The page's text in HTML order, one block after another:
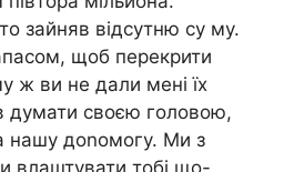
зайняв відсутню су му.
щоб перекрити
ж ви не дали мені їх
думати своєю головою,
нашу доnомогу. Ми з
влаштувати тобі що-